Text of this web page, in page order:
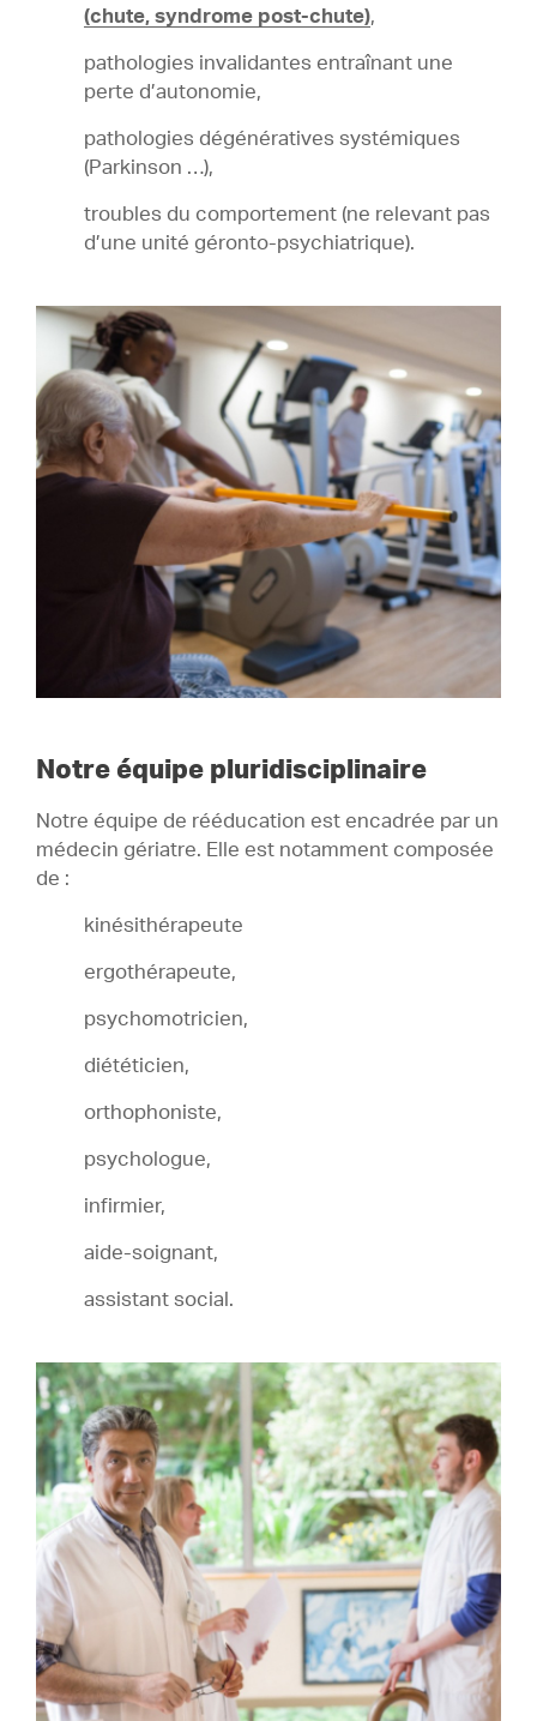
(chute, syndrome post-chute),
pathologies invalidantes entraînant une
perte d’autonomie,
pathologies dégénératives systémiques
(Parkinson …),
troubles du comportement (ne relevant pas
d’une unité géronto-psychiatrique).
Notre équipe pluridisciplinaire
Notre équipe de rééducation est encadrée par un
médecin gériatre. Elle est notamment composée
de :
kinésithérapeute
ergothérapeute,
psychomotricien,
diététicien,
orthophoniste,
psychologue,
infirmier,
aide-soignant,
assistant social.